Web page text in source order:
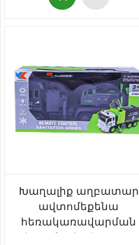
Խաղալիք աղբատար
ավտոմեքենա
հեռակառավարման
վահանակով Remote